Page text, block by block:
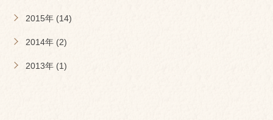
2015年 (14)
2014年 (2)
2013年 (1)